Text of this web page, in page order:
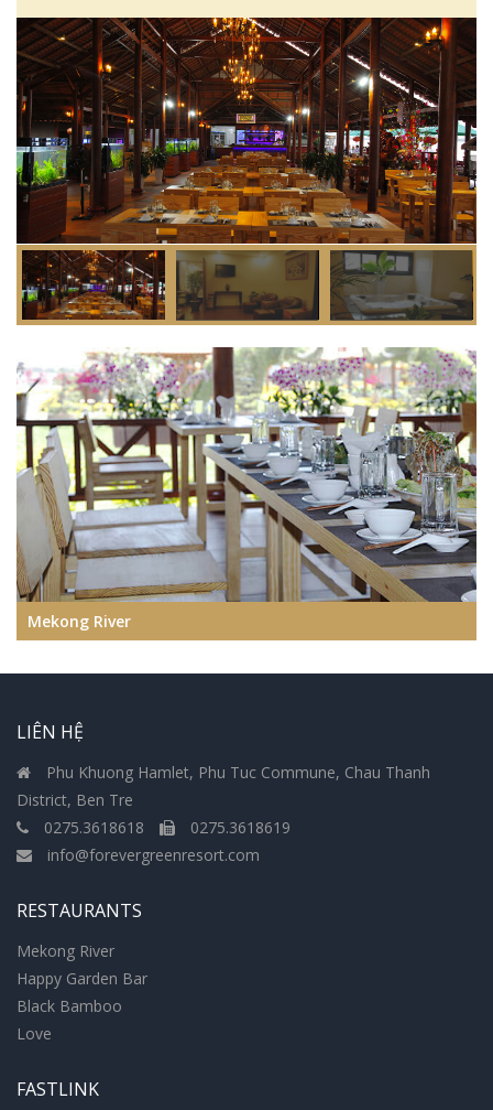
Mekong River
LIÊN HỆ
Phu Khuong Hamlet, Phu Tuc Commune, Chau Thanh
District, Ben Tre
0275.3618618
0275.3618619
info@forevergreenresort.com
RESTAURANTS
Mekong River
Happy Garden Bar
Black Bamboo
Love
FASTLINK